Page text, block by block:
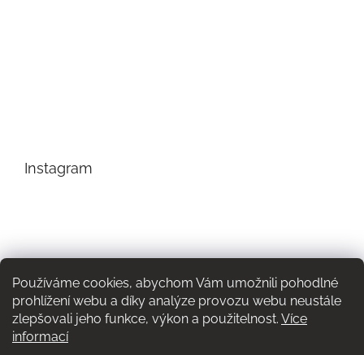
Používáme cookies, abychom Vám umožnili pohodlné
prohlížení webu a díky analýze provozu webu neustále
zlepšovali jeho funkce, výkon a použitelnost. Více
informací
Instagram